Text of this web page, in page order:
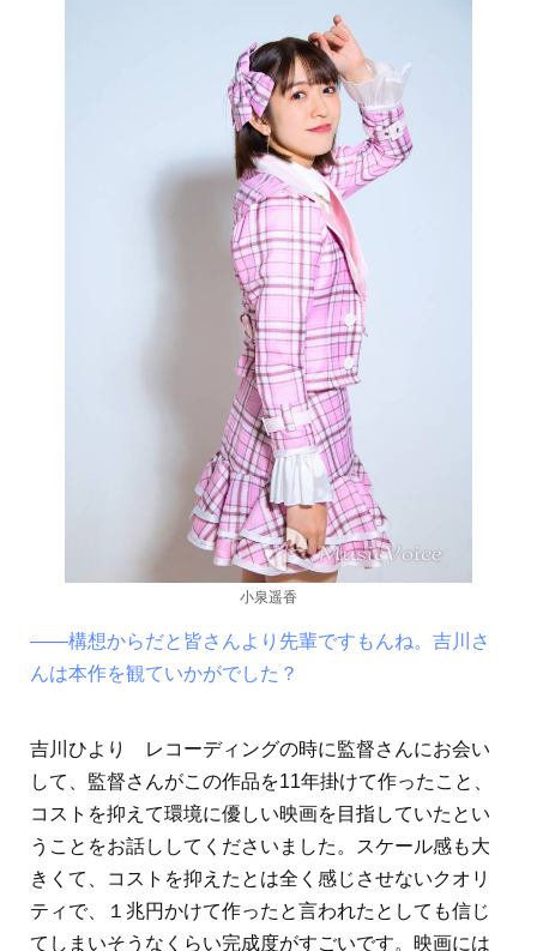
小泉遥香
――構想からだと皆さんより先輩ですもんね。吉川さ
んは本作を観ていかがでした？
吉川ひより レコーディングの時に監督さんにお会い
して、監督さんがこの作品を11年掛けて作ったこと、
コストを抑えて環境に優しい映画を目指していたとい
うことをお話ししてくださいました。スケール感も大
きくて、コストを抑えたとは全く感じさせないクオリ
ティで、１兆円かけて作ったと言われたとしても信じ
てしまいそうなくらい完成度がすごいです。映画には